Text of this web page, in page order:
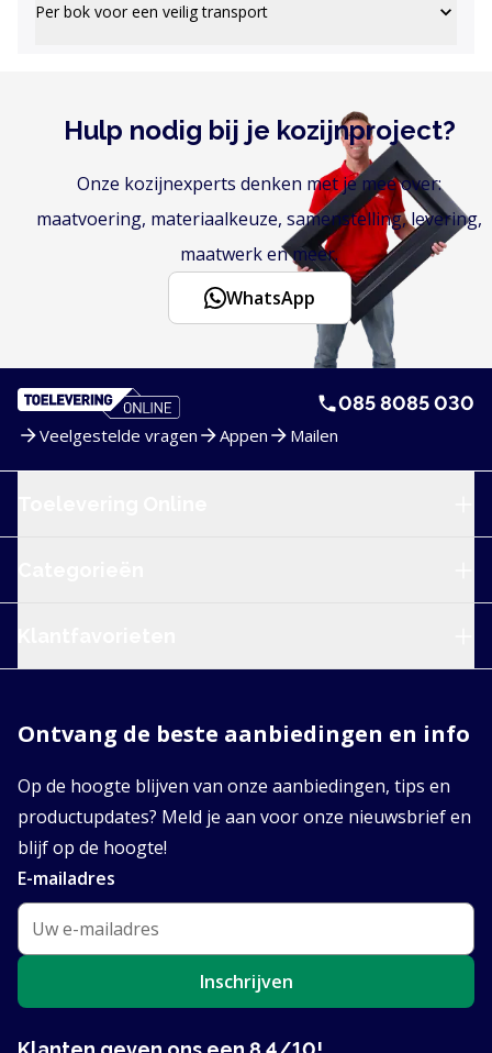
Per bok voor een veilig transport
Hulp nodig bij je kozijnproject?
Onze kozijnexperts denken met je mee over:
maatvoering, materiaalkeuze, samenstelling, levering,
maatwerk en meer.
WhatsApp
085 8085 030
Veelgestelde vragen Appen Mailen
Ontvang de beste aanbiedingen en info
Op de hoogte blijven van onze aanbiedingen, tips en
productupdates? Meld je aan voor onze nieuwsbrief en
blijf op de hoogte!
E-mailadres
Inschrijven